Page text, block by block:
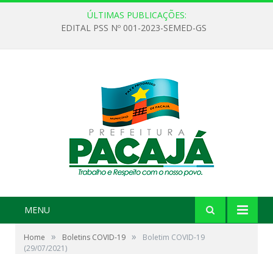
ÚLTIMAS PUBLICAÇÕES:
EDITAL PSS Nº 001-2023-SEMED-GS
MENU
Home » Boletins COVID-19 »
Boletim COVID-19
(29/07/2021)